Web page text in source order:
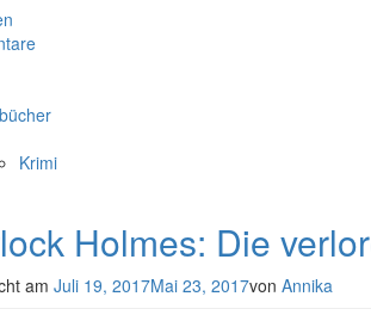
Krimi
Holmes: Die
am Juli 19, 2017Mai 23, 2017von Annika